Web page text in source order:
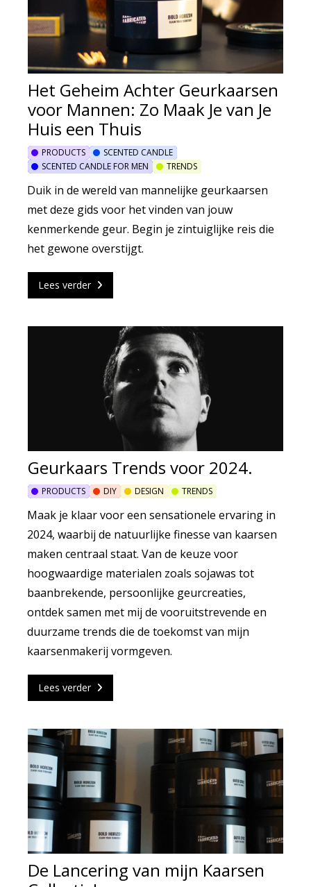
Het Geheim Achter Geurkaarsen
voor Mannen: Zo Maak Je van Je
Huis een Thuis
PRODUCTS
SCENTED CANDLE
SCENTED CANDLE FOR MEN
TRENDS
Duik in de wereld van mannelijke geurkaarsen
met deze gids voor het vinden van jouw
kenmerkende geur. Begin je zintuiglijke reis die
het gewone overstijgt.
Lees verder
Geurkaars Trends voor 2024.
PRODUCTS DIY DESIGN TRENDS
Maak je klaar voor een sensationele ervaring in
2024, waarbij de natuurlijke finesse van kaarsen
maken centraal staat. Van de keuze voor
hoogwaardige materialen zoals sojawas tot
baanbrekende, persoonlijke geurcreaties,
ontdek samen met mij de vooruitstrevende en
duurzame trends die de toekomst van mijn
kaarsenmakerij vormgeven.
Lees verder
De Lancering van mijn Kaarsen